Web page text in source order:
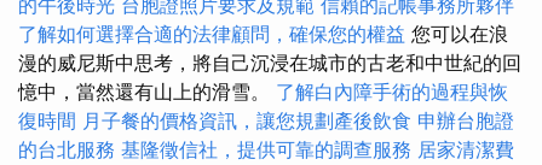
的午後時光 台胞證照片要求及規範 信賴的記帳事務所夥伴
了解如何選擇合適的法律顧問，確保您的權益 您可以在浪
漫的威尼斯中思考，將自己沉浸在城市的古老和中世紀的回
憶中，當然還有山上的滑雪。 了解白內障手術的過程與恢
復時間 月子餐的價格資訊，讓您規劃產後飲食 申辦台胞證
的台北服務 基隆徵信社，提供可靠的調查服務 居家清潔費